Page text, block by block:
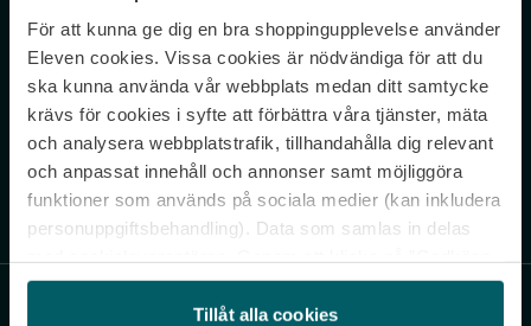
För att kunna ge dig en bra shoppingupplevelse använder
Eleven cookies. Vissa cookies är nödvändiga för att du
ska kunna använda vår webbplats medan ditt samtycke
krävs för cookies i syfte att förbättra våra tjänster, mäta
och analysera webbplatstrafik, tillhandahålla dig relevant
och anpassat innehåll och annonser samt möjliggöra
funktioner som används på sociala medier (kan inkludera
personuppgiftsbehandling). Data som samlas in delas
och gå vidare” accepterar du samtliga cookies medan du
under ”Inställningar” kan anpassa användningen av
Tillåt alla cookies
Never miss a beat.
Sign up to our newsletter.
Genom att prenumerera accepterar du vår Integritetspolicy. Avprenumerera